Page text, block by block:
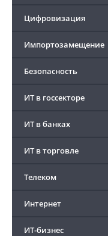
Цифровизация
Импортозамещение
Безопасность
ИТ в госсекторе
ИТ в банках
ИТ в торговле
Телеком
Интернет
ИТ-бизнес